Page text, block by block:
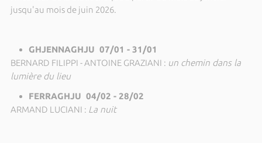
jusqu'au mois de juin 2026.
GHJENNAGHJU 07/01 - 31/01
BERNARD FILIPPI - ANTOINE GRAZIANI : un chemin dans la
lumière du lieu
FERRAGHJU 04/02 - 28/02
ARMAND LUCIANI : La nuit